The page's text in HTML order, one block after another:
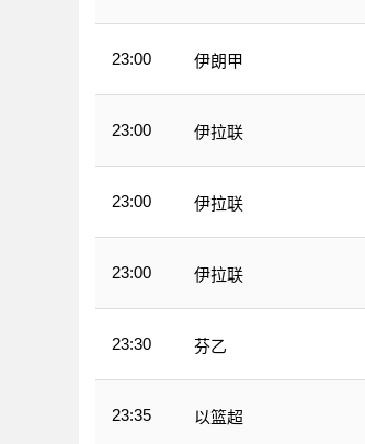
23:00 伊朗甲
23:00 伊拉联
23:00 伊拉联
23:00 伊拉联
23:30 芬乙
23:35 以篮超